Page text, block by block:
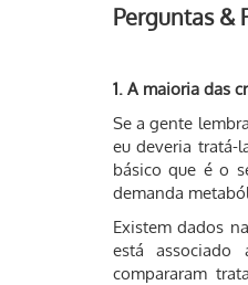
Perguntas &
1. A maioria das
Se a gente
eu deveria tratá-
básico que é o
demanda
Existem dados
está associado
compararam